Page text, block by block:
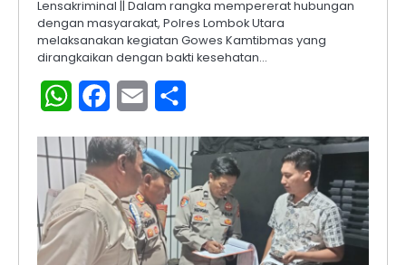
Lensakriminal || Dalam rangka mempererat hubungan
dengan masyarakat, Polres Lombok Utara
melaksanakan kegiatan Gowes Kamtibmas yang
dirangkaikan dengan bakti kesehatan…
WhatsAppFacebook
Email